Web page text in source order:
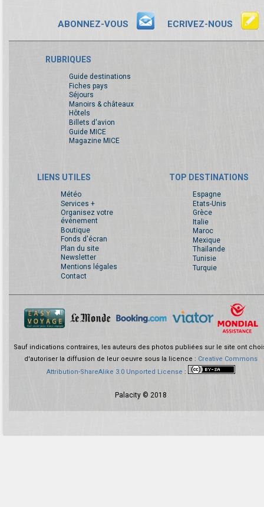
ABONNEZ-VOUS ECRIVEZ-NOUS
RUBRIQUES
Guide destinations
Fiches pays
Séjours
Manoirs & châteaux
Hôtels
Billets d'avion
Guide MICE
Magazine MICE
LIENS UTILES
Météo
Services +
Organisez votre
événement
Boutique
Fonds d'écran
Plan du site
Newsletter
Mentions légales
Contact
TOP DESTINATIONS
Espagne
Etats-Unis
Grèce
Italie
Maroc
Mexique
Thaïlande
Tunisie
Turquie
Sauf indications contraires, les auteurs des photos publiées sur le site ont
d'autoriser la diffusion de leur oeuvre sous la licence : Creative Commons
Attribution-ShareAlike 3.0 Unported License :
Palacity © 2018